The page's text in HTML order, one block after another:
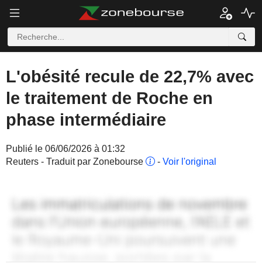
L'obésité recule de 22,7% avec
le traitement de Roche en
phase intermédiaire
Publié le 06/06/2026 à 01:32
Reuters - Traduit par Zonebourse
- Voir l'original